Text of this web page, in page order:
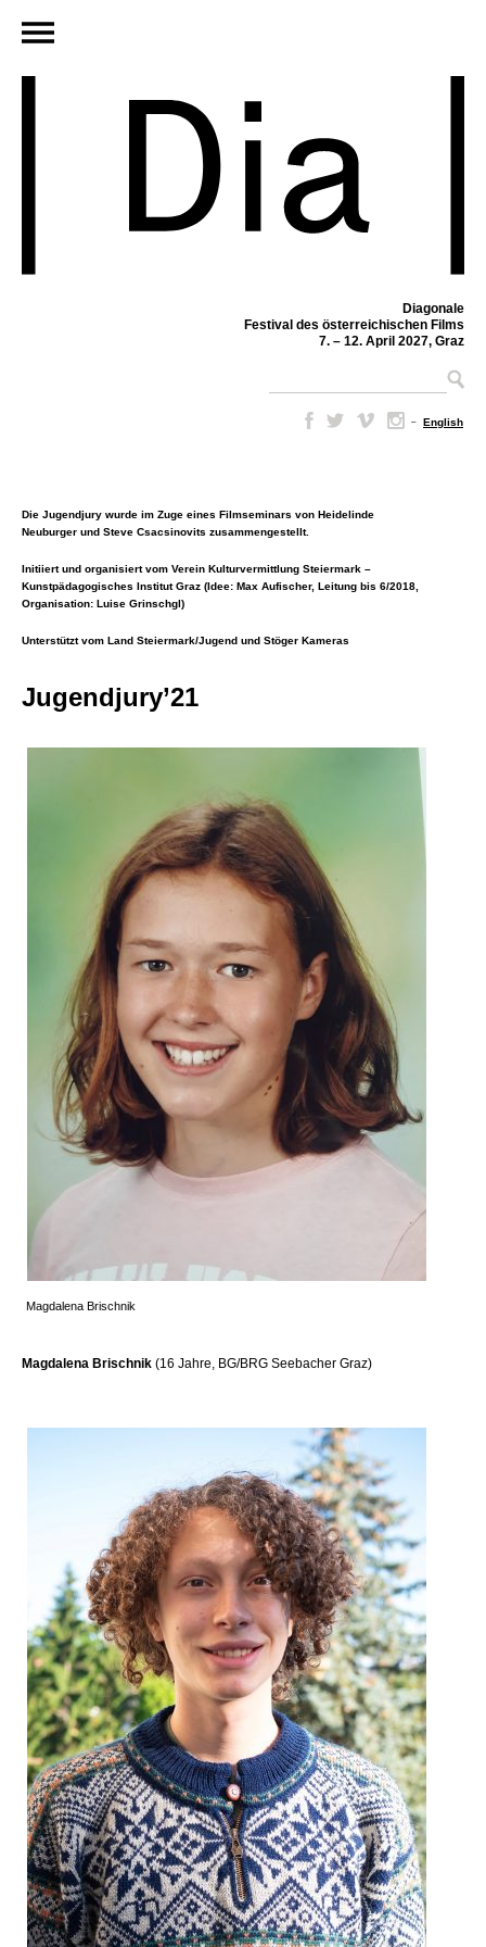
Diagonale
Festival des österreichischen Films
7. – 12. April 2027, Graz
– English
Die Jugendjury wurde im Zuge eines Filmseminars von Heidelinde
Neuburger und Steve Csacsinovits zusammengestellt.
Initiiert und organisiert vom Verein Kulturvermittlung Steiermark –
Kunstpädagogisches Institut Graz (Idee: Max Aufischer, Leitung bis 6/2018,
Organisation: Luise Grinschgl)
Unterstützt vom Land Steiermark/Jugend und Stöger Kameras
Jugendjury’21
Magdalena Brischnik
Magdalena Brischnik (16 Jahre, BG/BRG Seebacher Graz)